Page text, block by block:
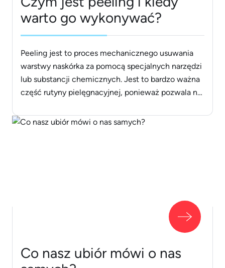
warto go wykonywać?
Peeling jest to proces mechanicznego usuwania
warstwy naskórka za pomocą specjalnych narzędzi
lub substancji chemicznych. Jest to bardzo ważna
część rutyny pielęgnacyjnej, ponieważ pozwala na
także pobudzenie produkcji nowego naskórka.
Co nasz ubiór mówi o nas